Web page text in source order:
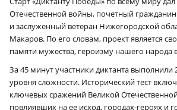
Отечественной войны, почетный
и заслуженный ветеран Нижегородской
Макаров. По его словам, проект является
памяти мужества, героизму нашего народа
За 45 минут участники диктанта выполнили
уровня сложности. Исторический тест
ключевых сражений Великой
повлиявших на ее исход, городах-героях и